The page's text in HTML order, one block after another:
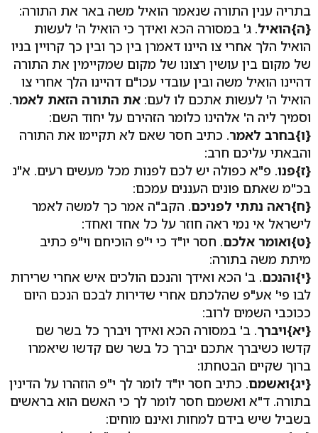
בתריה ענין התורה שנאמר הואיל משה באר את התורה:
{ה}הואיל. ג' במסורה הכא ואידך כי הואיל ה' לעשות
הואיל הלך אחרי צו היינו דאמרן בין כך ובין כך קרויין בניו
של מקום בין עושין רצונו של מקום שמקיימין את התורה
דהיינו הואיל משה ובין עובדי עכו"ם דהיינו הלך אחרי צו
הואיל ה' לעשות אתכם לו לעם: את התורה הזאת לאמר.
וסמיך ליה ה' אלהינו כלומר הזהירם על יחוד השם:
{ו}בחרב לאמר. כתיב חסר שאם לא תקיימו את התורה
והבאתי עליכם חרב:
{ז}פנו. פ"א כפולה יש לכם לפנות מכל מעשים רעים. א"נ
בכ"מ שאתם פונים העננים עמכם:
{ח}ראה נתתי לפניכם. הקב"ה אמר כך למשה לאמר
לישראל אי נמי ראה חוזר על כל אחד ואחד:
{ט}ואומר אלכם. חסר יו"ד כי י"פ הוכיחם וי"פ כתיב
מיתת משה בתורה:
{י}והנכם. ב' הכא ואידך והנכם הולכים איש אחרי שרירות
לבו פי' אע"פ שהלכתם אחרי שדירות לבכם הנכם היום
ככוכבי השמים לרוב:
{יא}ויברך. ב' במסורה הכא ואידך ויברך כל בשר שם
קדשו כשיברך אתכם יברך כל בשר שם קדשו שיאמרו
ברוך שקיים הבטחתו:
{יג}ואשמם. כתיב חסר יו"ד לומר לך י"פ הוזהרו על הדינין
בתורה. ד"א ואשמם חסר לומר לך כי האשם הוא בראשים
בשביל שיש בידם למחות ואינם מוחים: